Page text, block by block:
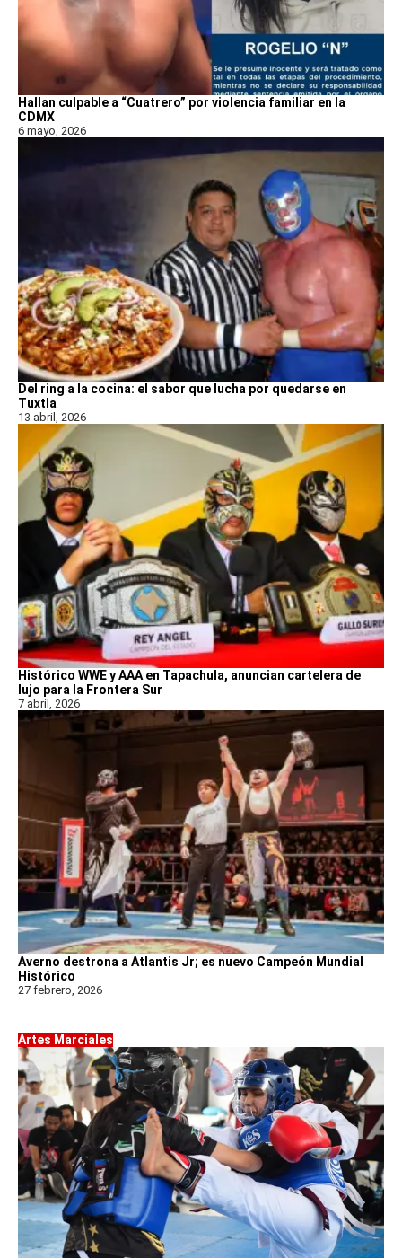
Hallan culpable a “Cuatrero” por violencia familiar en la
CDMX
6 mayo, 2026
Del ring a la cocina: el sabor que lucha por quedarse en
Tuxtla
13 abril, 2026
Histórico WWE y AAA en Tapachula, anuncian cartelera de
lujo para la Frontera Sur
7 abril, 2026
Averno destrona a Atlantis Jr; es nuevo Campeón Mundial
Histórico
27 febrero, 2026
Artes Marciales